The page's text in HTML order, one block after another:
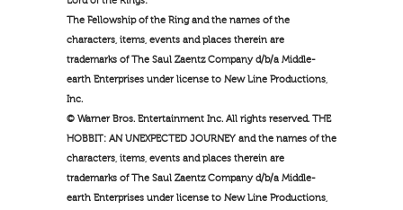
The Fellowship of the Ring and the names of the
characters, items, events and places therein are
trademarks of The Saul Zaentz Company d/b/a Middle-
earth Enterprises under license to New Line Productions,
Inc.
© Warner Bros. Entertainment Inc. All rights reserved. THE
HOBBIT: AN UNEXPECTED JOURNEY and the names of the
characters, items, events and places therein are
trademarks of The Saul Zaentz Company d/b/a Middle-
earth Enterprises under license to New Line Productions,